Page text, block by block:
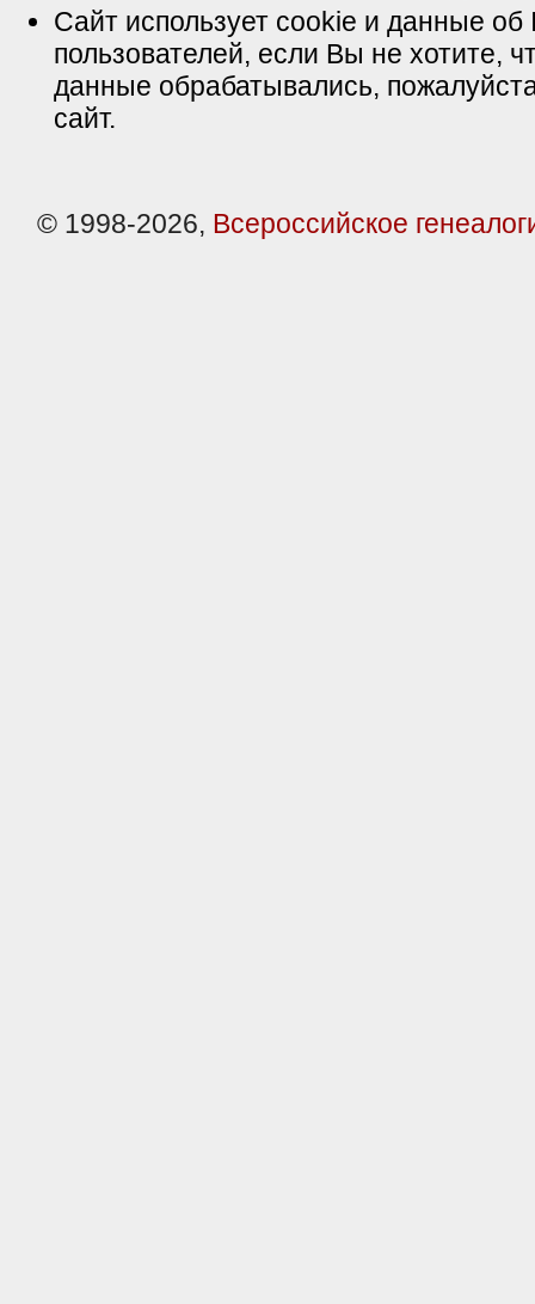
Сайт использует cookie и данные об
пользователей, если Вы не хотите,
данные обрабатывались,
сайт.
© 1998-2026, Всероссийское